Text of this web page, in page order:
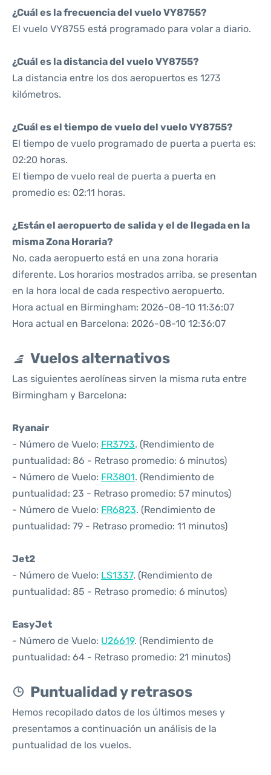
¿Cuál es la frecuencia del vuelo VY8755?
El vuelo VY8755 está programado para volar a diario.
¿Cuál es la distancia del vuelo VY8755?
La distancia entre los dos aeropuertos es 1273
kilómetros.
¿Cuál es el tiempo de vuelo del vuelo VY8755?
El tiempo de vuelo programado de puerta a puerta es:
02:20 horas.
El tiempo de vuelo real de puerta a puerta en
promedio es: 02:11 horas.
¿Están el aeropuerto de salida y el de llegada en la
misma Zona Horaria?
No, cada aeropuerto está en una zona horaria
diferente. Los horarios mostrados arriba, se presentan
en la hora local de cada respectivo aeropuerto.
Hora actual en Birmingham: 2026-08-10 11:36:07
Hora actual en Barcelona: 2026-08-10 12:36:07
Vuelos alternativos
Las siguientes aerolíneas sirven la misma ruta entre
Birmingham y Barcelona:
Ryanair
- Número de Vuelo: FR3793. (Rendimiento de
puntualidad: 86 - Retraso promedio: 6 minutos)
- Número de Vuelo: FR3801. (Rendimiento de
puntualidad: 23 - Retraso promedio: 57 minutos)
- Número de Vuelo: FR6823. (Rendimiento de
puntualidad: 79 - Retraso promedio: 11 minutos)
Jet2
- Número de Vuelo: LS1337. (Rendimiento de
puntualidad: 85 - Retraso promedio: 6 minutos)
EasyJet
- Número de Vuelo: U26619. (Rendimiento de
puntualidad: 64 - Retraso promedio: 21 minutos)
Puntualidad y retrasos
Hemos recopilado datos de los últimos meses y
presentamos a continuación un análisis de la
puntualidad de los vuelos.